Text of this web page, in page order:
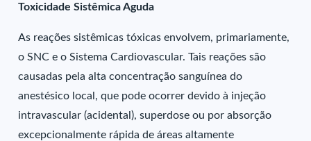
Toxicidade Sistêmica Aguda
As reações sistêmicas tóxicas envolvem, primariamente,
o SNC e o Sistema Cardiovascular. Tais reações são
causadas pela alta concentração sanguínea do
anestésico local, que pode ocorrer devido à injeção
intravascular (acidental), superdose ou por absorção
excepcionalmente rápida de áreas altamente